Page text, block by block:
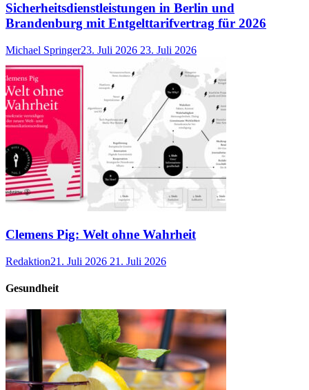
Sicherheitsdienstleistungen in Berlin und
Brandenburg mit Entgelttarifvertrag für 2026
Michael Springer23. Juli 2026 23. Juli 2026
Clemens Pig: Welt ohne Wahrheit
Redaktion21. Juli 2026 21. Juli 2026
Gesundheit